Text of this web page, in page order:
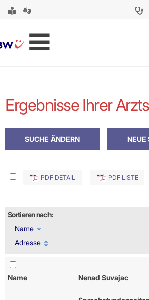
Ergebnisse Ihrer
PDF DETAIL PDF LISTE
Sortieren nach:
Name
Adresse
Name Nenad Suvajac